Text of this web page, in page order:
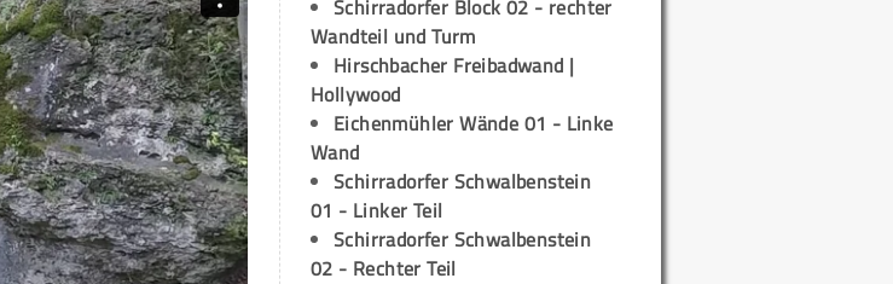
Schirradorfer Block 02 - rechter
Wandteil und Turm
Hirschbacher Freibadwand |
Hollywood
Eichenmühler Wände 01 - Linke
Wand
Schirradorfer Schwalbenstein
01 - Linker Teil
Schirradorfer Schwalbenstein
02 - Rechter Teil